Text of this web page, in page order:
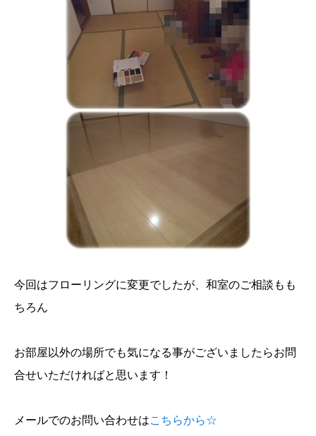
今回はフローリングに変更でしたが、和室のご相談もも
ちろん
お部屋以外の場所でも気になる事がございましたらお問
合せいただければと思います！
メールでのお問い合わせはこちらから☆